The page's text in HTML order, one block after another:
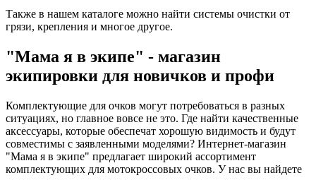
Также в нашем каталоге можно найти системы очистки от
грязи, крепления и многое другое.
"Мама я в экипе" - магазин
экипировки для новичков и профи
Комплектующие для очков могут потребоваться в разных
ситуациях, но главное вовсе не это. Где найти качественные
аксессуары, которые обеспечат хорошую видимость и будут
совместимы с заявленными моделями? Интернет-магазин
"Мама я в экипе" предлагает широкий ассортимент
комплектующих для мотокроссовых очков. У нас вы найдете